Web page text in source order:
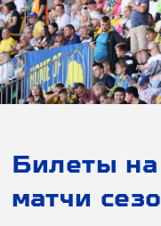
Билеты
матчи